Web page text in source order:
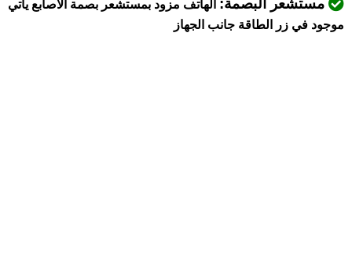
الهاتف مزود بمستشعر بصمة الأصابع يأتي
موجود في زر الطاقة جانب الجهاز